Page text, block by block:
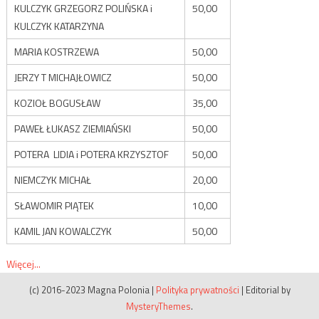
KULCZYK GRZEGORZ POLIŃSKA i
KULCZYK KATARZYNA
50,00
MARIA KOSTRZEWA
50,00
JERZY T MICHAJŁOWICZ
50,00
KOZIOŁ BOGUSŁAW
35,00
PAWEŁ ŁUKASZ ZIEMIAŃSKI
50,00
POTERA LIDIA i POTERA KRZYSZTOF
50,00
NIEMCZYK MICHAŁ
20,00
SŁAWOMIR PIĄTEK
10,00
KAMIL JAN KOWALCZYK
50,00
Więcej...
(c) 2016-2023 Magna Polonia | Polityka prywatności | Editorial by
MysteryThemes.